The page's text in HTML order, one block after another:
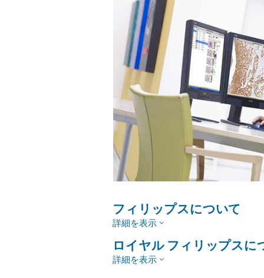
フィリップスについて
詳細を表示
ロイヤル フィリップスに
詳細を表示